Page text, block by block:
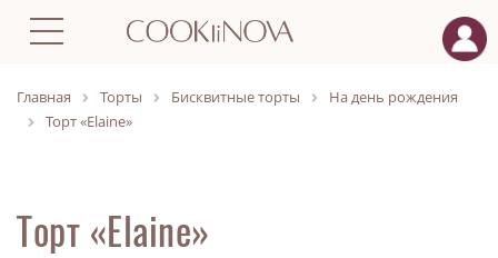
Главная Торты Бисквитные торты
На день рождения
Торт «Elaine»
Торт «Elaine»